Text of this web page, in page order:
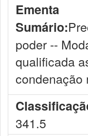
Ementa
Sumário:
poder --
qualificada
condenação
341.5